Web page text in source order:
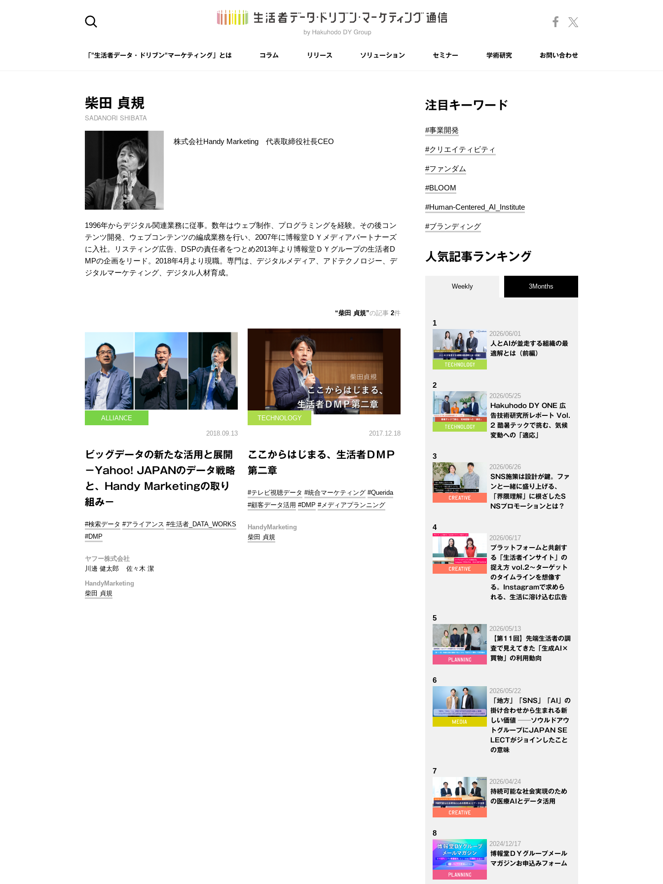
「"生活者データ・ドリブン"マーケティング」とは コラム リリース ソリューション セミナー 学術研究 お問い合わせ
柴田 貞規
SADANORI SHIBATA
株式会社Handy Marketing 代表取締役社長CEO
1996年からデジタル関連業務に従事。数年はウェブ制作、プログラミングを経験。その後コン
テンツ開発、ウェブコンテンツの編成業務を行い、2007年に博報堂ＤＹメディアパートナーズ
に入社。リスティング広告、DSPの責任者をつとめ2013年より博報堂ＤＹグループの生活者D
MPの企画をリード。2018年4月より現職。専門は、デジタルメディア、アドテクノロジー、デ
ジタルマーケティング、デジタル人材育成。
柴田 貞規 の記事 2件
ALLIANCE
2018.09.13
ビッグデータの新たな活用と展開
－Yahoo! JAPANのデータ戦略
と、Handy Marketingの取り
組み－
#検索データ #アライアンス #生活者_DATA_WORKS
#DMP
ヤフー株式会社
川邊 健太郎
佐々木 潔
HandyMarketing
柴田 貞規
TECHNOLOGY
2017.12.18
ここからはじまる、生活者ＤＭＰ
第二章
#テレビ視聴データ #統合マーケティング #Querida
#顧客データ活用 #DMP #メディアプランニング
HandyMarketing
柴田 貞規
注目キーワード
#事業開発
#クリエイティビティ
#ファンダム
#BLOOM
#Human-Centered_AI_Institute
#ブランディング
人気記事ランキング
Weekly 3Months
1
2026/06/01
人とAIが並走する組織の最
適解とは（前編）
2
2026/05/25
Hakuhodo DY ONE 広
告技術研究所レポート Vol.
2 酷暑テックで挑む、気候
変動への「適応」
3
2026/06/26
SNS施策は設計が鍵。ファ
ンと一緒に盛り上げる、
「界隈理解」に根ざしたS
NSプロモーションとは？
4
2026/06/17
プラットフォームと共創す
る「生活者インサイト」の
捉え方 vol.2～ターゲット
のタイムラインを想像す
る。Instagramで求めら
れる、生活に溶け込む広告
5
2026/05/13
【第11回】先端生活者の調
査で見えてきた「生成AI×
買物」の利用動向
6
2026/05/22
「地方」「SNS」「AI」の
掛け合わせから生まれる新
しい価値 ──ソウルドアウ
トグループにJAPAN SE
LECTがジョインしたこと
の意味
7
2026/04/24
持続可能な社会実現のため
の医療AIとデータ活用
8
2024/12/17
博報堂ＤＹグループメール
マガジンお申込みフォーム